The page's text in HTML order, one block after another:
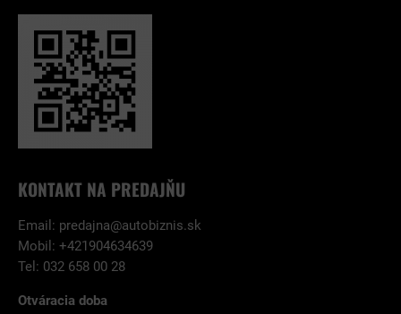
KONTAKT NA PREDAJŇU
Email: predajna@autobiznis.sk
Mobil: +421904634639
Tel: 032 658 00 28
Otváracia doba